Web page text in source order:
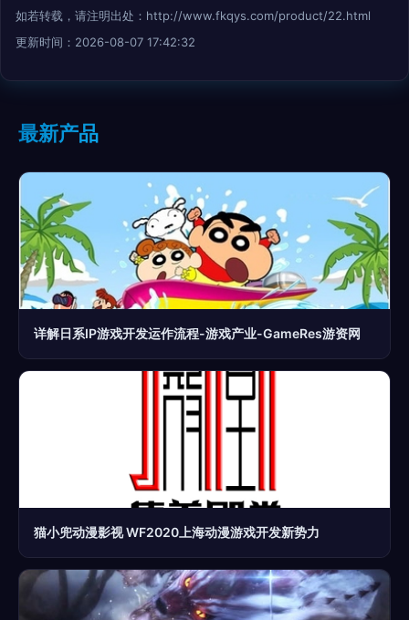
如若转载，请注明出处：http://www.fkqys.com/product/22.html
更新时间：2026-08-07 17:42:32
最新产品
详解日系IP游戏开发运作流程-游戏产业-GameRes游资网
猫小兜动漫影视 WF2020上海动漫游戏开发新势力